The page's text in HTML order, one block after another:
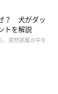
？ 犬がダッ
トを解説
、突然部屋の中を